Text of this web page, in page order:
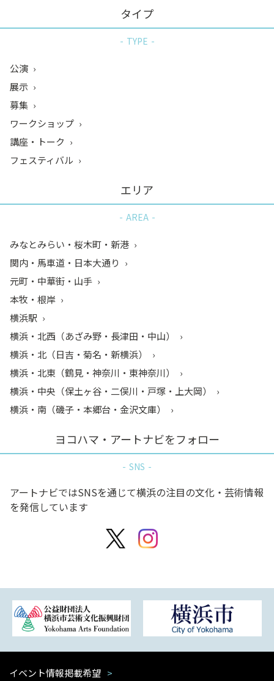
タイプ
TYPE
公演
展示
募集
ワークショップ
講座・トーク
フェスティバル
エリア
AREA
みなとみらい・桜木町・新港
関内・馬車道・日本大通り
元町・中華街・山手
本牧・根岸
横浜駅
横浜・北西（あざみ野・長津田・中山）
横浜・北（日吉・菊名・新横浜）
横浜・北東（鶴見・神奈川・東神奈川）
横浜・中央（保土ヶ谷・二俣川・戸塚・上大岡）
横浜・南（磯子・本郷台・金沢文庫）
ヨコハマ・アートナビをフォロー
SNS
アートナビではSNSを通じて横浜の注目の文化・芸術情報
を発信しています
イベント情報掲載希望